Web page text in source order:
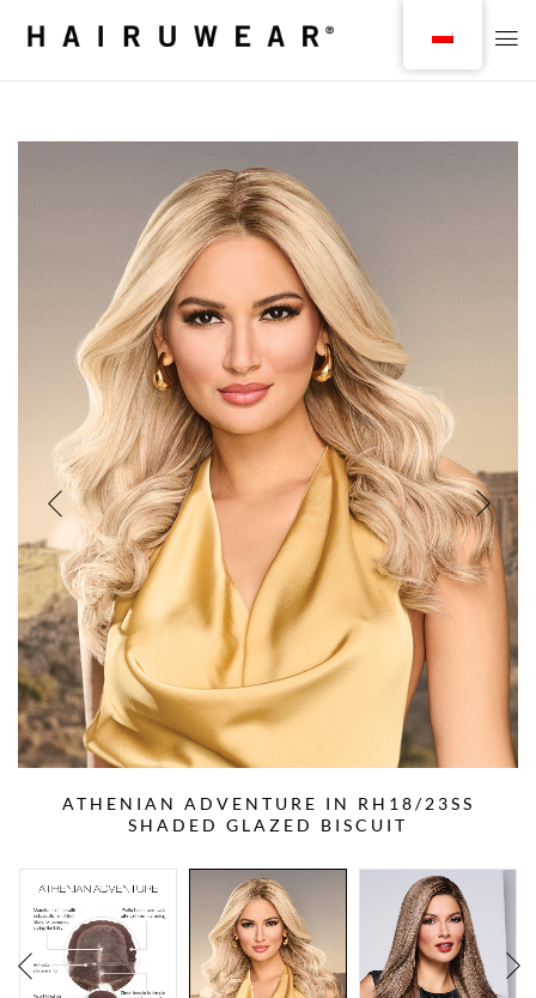
ATHENIAN ADVENTURE IN RH18/23SS
SHADED GLAZED BISCUIT